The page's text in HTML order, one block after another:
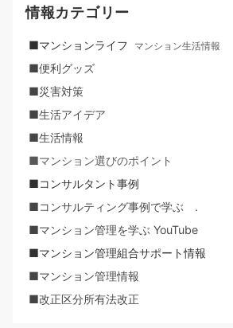
情報カテゴリー
■マンションライフ マンション生活情報
■便利グッズ
■災害対策
■生活アイデア
■生活情報
■マンション選びのポイント
■コンサルタント事例
■コンサルティング事例で学ぶ .
■マンション管理を学ぶ YouTube
■マンション管理組合サポート情報
■マンション管理情報
■改正区分所有法改正